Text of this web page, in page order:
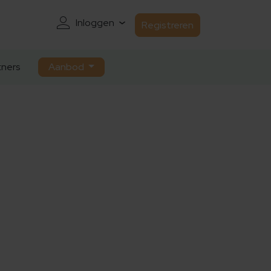
Inloggen Registreren
Aanbod